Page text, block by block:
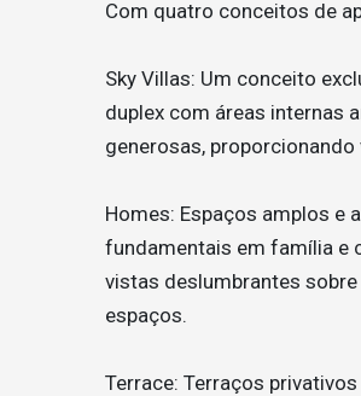
Com quatro conceitos de
Sky Villas: Um conceito
duplex com áreas internas
generosas,
Homes: Espaços amplos e
fundamentais em família e
vistas deslumbrantes
espaços.
Terrace: Terraços